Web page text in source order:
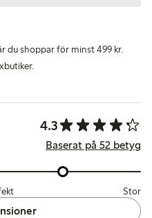
du shoppar för minst 499 kr.
4.3
Baserat på 52 betyg
Stor